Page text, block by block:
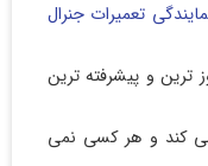
تعمیرات جنرال
ترین و پیشرفته ترین
کند و هر کسی نمی